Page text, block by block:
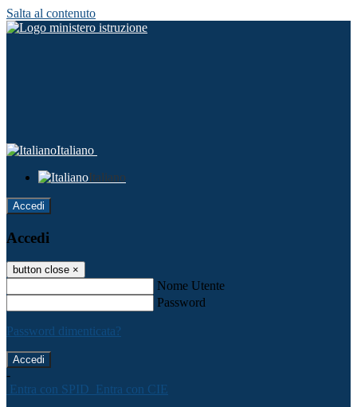
Salta al contenuto
Italiano
Italiano
Accedi
Accedi
button close ×
Nome Utente
Password
Password dimenticata?
-
Entra con SPID Entra con CIE